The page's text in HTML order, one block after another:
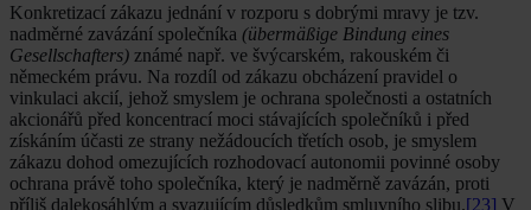
Konkretizací zákazu jednání v rozporu s dobrými mravy je tzv.
nadměrné zavázání společníka (übermäßige Bindung eines
Gesellschafters) známé např. ve švýcarském, rakouském či
německém právu. Na rozdíl od zákazu obcházení pravidel o
vinkulaci akcií, jehož smyslem je ochrana společnosti a ostatních
akcionářů před koncentrací moci stávajících společníků i před
získáním účasti ze strany nežádoucích třetích osob, je smyslem
zákazu dohod omezujících rozhodovací autonomii povinné osoby
ochrana právě toho společníka, který je nadměrně zavázán, proti
příliš dalekosáhlým a svazujícím důsledkům smluvního slibu.[23] V